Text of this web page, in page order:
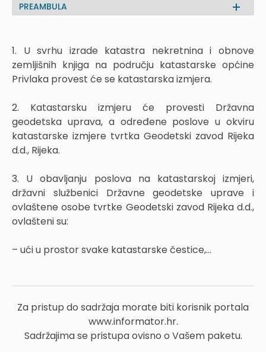
PREAMBULA
1. U svrhu izrade katastra nekretnina i obnove
zemljišnih knjiga na području katastarske općine
Privlaka provest će se katastarska izmjera.
2. Katastarsku izmjeru će provesti Državna
geodetska uprava, a određene poslove u okviru
katastarske izmjere tvrtka Geodetski zavod Rijeka
d.d., Rijeka.
3. U obavljanju poslova na katastarskoj izmjeri,
državni službenici Državne geodetske uprave i
ovlaštene osobe tvrtke Geodetski zavod Rijeka d.d.,
ovlašteni su:
– ući u prostor svake katastarske čestice,...
Za pristup do sadržaja morate biti korisnik portala
www.informator.hr.
Sadržajima se pristupa ovisno o Vašem paketu.